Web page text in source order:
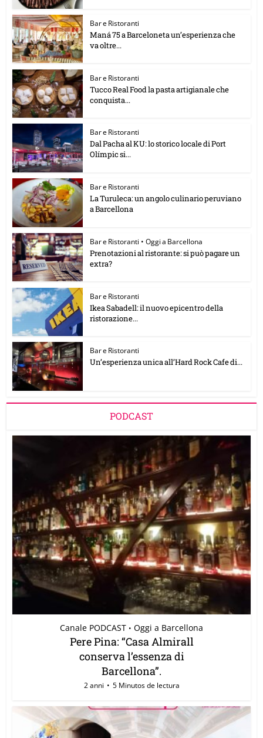
Bar e Ristoranti
Maná 75 a Barceloneta un’esperienza che
va oltre...
Bar e Ristoranti
Tucco Real Food la pasta artigianale che
conquista...
Bar e Ristoranti
Dal Pacha al KU: lo storico locale di Port
Olímpic si...
Bar e Ristoranti
La Turuleca: un angolo culinario peruviano
a Barcellona
Bar e Ristoranti • Oggi a Barcellona
Prenotazioni al ristorante: si può pagare un
extra?
Bar e Ristoranti
Ikea Sabadell: il nuovo epicentro della
ristorazione...
Bar e Ristoranti
Un’esperienza unica all’Hard Rock Cafe di...
PODCAST
Canale PODCAST • Oggi a Barcellona
Pere Pina: “Casa Almirall
conserva l’essenza di
Barcellona”.
2 anni 5 Minutos de lectura